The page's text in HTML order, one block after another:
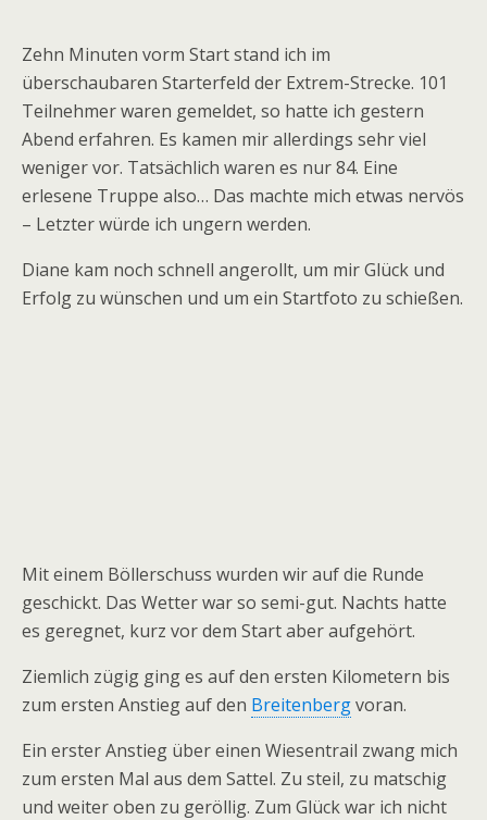
Zehn Minuten vorm Start stand ich im
überschaubaren Starterfeld der Extrem-Strecke. 101
Teilnehmer waren gemeldet, so hatte ich gestern
Abend erfahren. Es kamen mir allerdings sehr viel
weniger vor. Tatsächlich waren es nur 84. Eine
erlesene Truppe also… Das machte mich etwas nervös
– Letzter würde ich ungern werden.
Diane kam noch schnell angerollt, um mir Glück und
Erfolg zu wünschen und um ein Startfoto zu schießen.
Mit einem Böllerschuss wurden wir auf die Runde
geschickt. Das Wetter war so semi-gut. Nachts hatte
es geregnet, kurz vor dem Start aber aufgehört.
Ziemlich zügig ging es auf den ersten Kilometern bis
zum ersten Anstieg auf den Breitenbergvoran.
Ein erster Anstieg über einen Wiesentrail zwang mich
zum ersten Mal aus dem Sattel. Zu steil, zu matschig
und weiter oben zu geröllig. Zum Glück war ich nicht